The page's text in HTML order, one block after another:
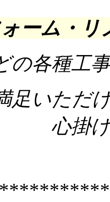
ーム・
の各種工
足いただ
心掛